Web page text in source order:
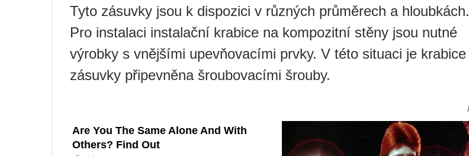
Tyto zásuvky jsou k dispozici v různých průměrech a hloubkách.
Pro instalaci instalační krabice na kompozitní stěny jsou nutné
výrobky s vnějšími upevňovacími prvky. V této situaci je krabice
zásuvky připevněna šroubovacími šrouby.